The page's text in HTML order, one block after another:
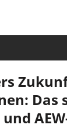
und